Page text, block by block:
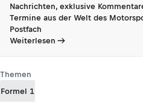
Nachrichten, exklusive
Termine aus der Welt des
Postfach
Weiterlesen
Themen
Formel 1